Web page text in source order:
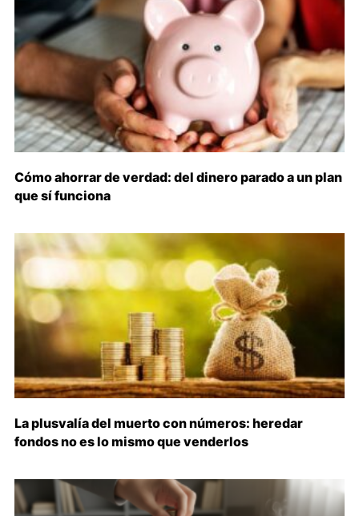
Cómo ahorrar de verdad: del dinero parado a un plan
que sí funciona
La plusvalía del muerto con números: heredar
fondos no es lo mismo que venderlos